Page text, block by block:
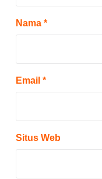
Nama *
Email *
Situs Web